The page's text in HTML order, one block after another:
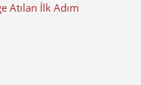
Atılan İlk Adım